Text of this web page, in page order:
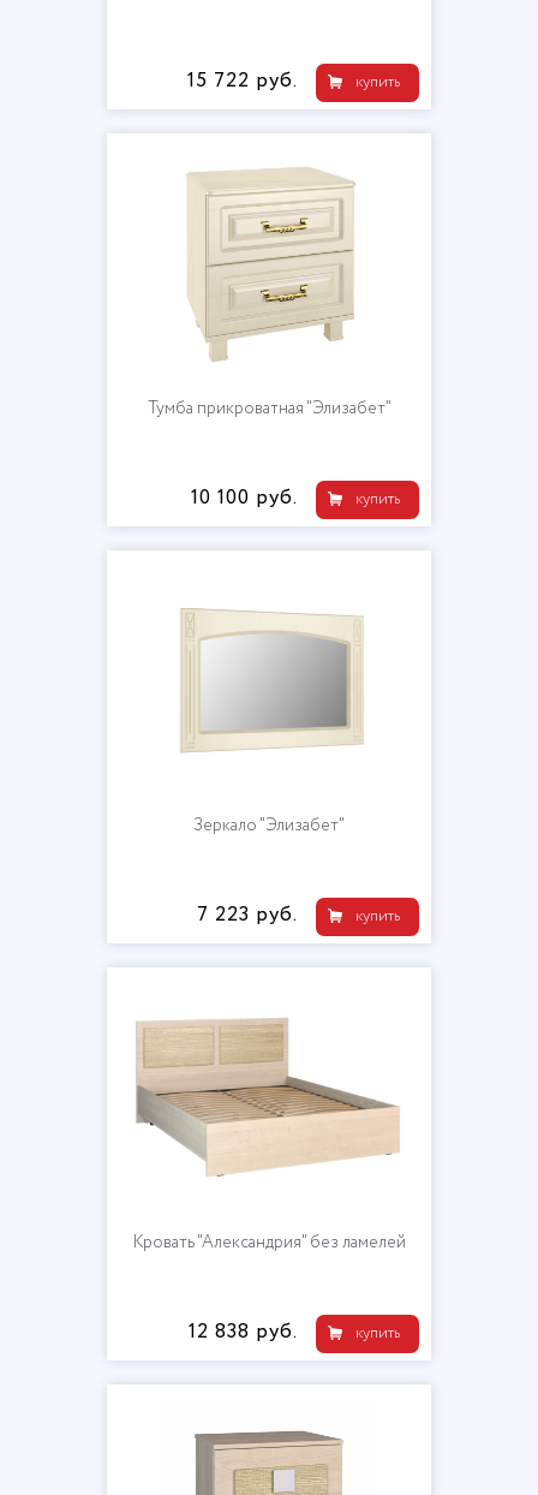
купить
15 722 руб.
Тумба прикроватная "Элизабет"
купить
10 100 руб.
Зеркало "Элизабет"
купить
7 223 руб.
Кровать "Александрия" без ламелей
купить
12 838 руб.